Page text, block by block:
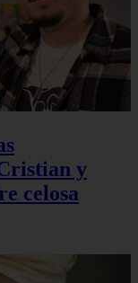
y
celosa